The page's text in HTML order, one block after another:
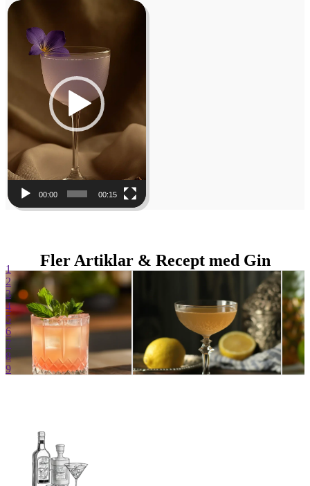
Video
00:00 00:15
Fler Artiklar & Recept med Gin
1
2
3
4
5
6
7
8
9